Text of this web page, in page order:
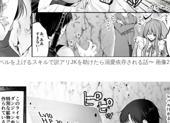
ルを上げるスキルで訳アリJKを助けたら溺愛依存される話〜 画像2